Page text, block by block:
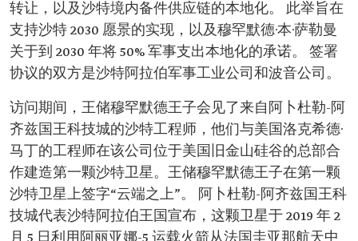
转让，以及沙特境内备件供应链的本地化。 此举旨在
支持沙特 2030 愿景的实现，以及穆罕默德·本·萨勒曼
关于到 2030 年将 50% 军事支出本地化的承诺。 签署
协议的双方是沙特阿拉伯军事工业公司和波音公司。
访问期间，王储穆罕默德王子会见了来自阿卜杜勒-阿
齐兹国王科技城的沙特工程师，他们与美国洛克希德·
马丁的工程师在该公司位于美国旧金山硅谷的总部合
作建造第一颗沙特卫星。王储穆罕默德王子在第一颗
沙特卫星上签字“云端之上”。 阿卜杜勒-阿齐兹国王科
技城代表沙特阿拉伯王国宣布，这颗卫星于 2019 年 2